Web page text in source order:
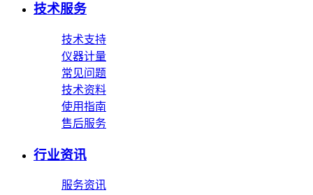
技术服务
技术支持
仪器计量
常见问题
技术资料
使用指南
售后服务
行业资讯
服务资讯